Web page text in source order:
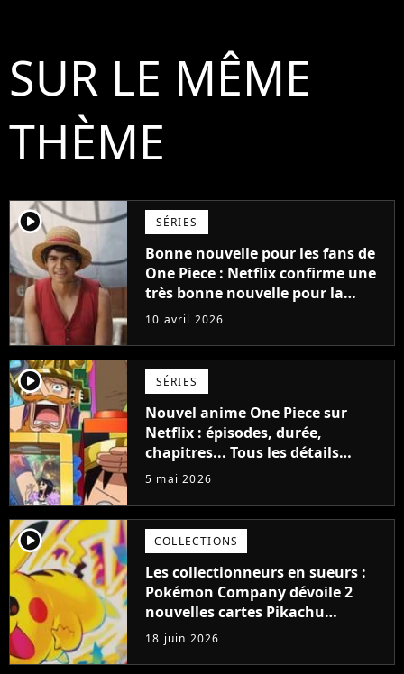
SUR LE MÊME
THÈME
player2 SÉRIES
Bonne nouvelle pour les fans de
One Piece : Netflix confirme une
très bonne nouvelle pour la
saison 3
10 avril 2026
player2 SÉRIES
Nouvel anime One Piece sur
Netflix : épisodes, durée,
chapitres... Tous les détails
dévoilés
5 mai 2026
player2 COLLECTIONS
Les collectionneurs en sueurs :
Pokémon Company dévoile 2
nouvelles cartes Pikachu
collectors
18 juin 2026